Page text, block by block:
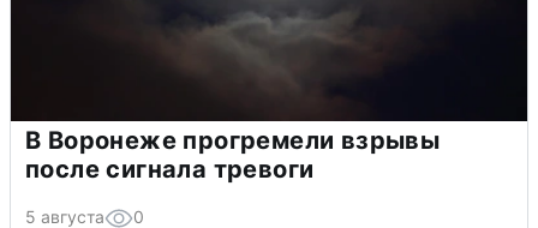
В Воронеже прогремели взрывы
после сигнала тревоги
5 августа 0